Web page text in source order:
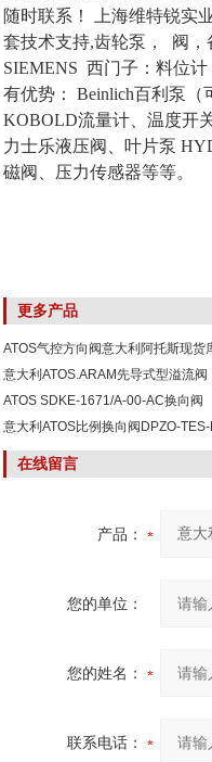
随时联系！ 上海维特锐实
套技术支持,齿轮泵， 阀，
SIEMENS 西门子：料位
有优势： Beinlich百利泵
KOBOLD流量计、温度开
力士乐液压阀、叶片泵
磁阀、压力传感器等等。
更多产品
ATOS气控方向阀意大利阿托斯现货
意大利ATOS.ARAM先导式型溢流阀
ATOS SDKE-1671/A-00-AC换向阀
意大利ATOS比例换向阀DPZO-
在线留言
产品：
您的单位：
您的姓名：
联系电话：